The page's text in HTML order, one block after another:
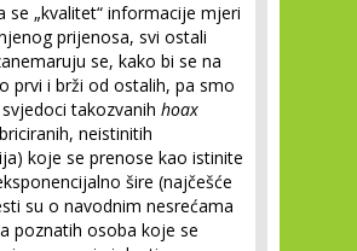
se „kvalitet“ informacije mjeri
prijenosa, svi ostali
se, kako bi se na
prvi i brži od ostalih, pa smo
takozvanih hoax
neistinitih
koje se prenose kao istinite
šire (najčešće
su o navodnim nesrećama
poznatih osoba koje se